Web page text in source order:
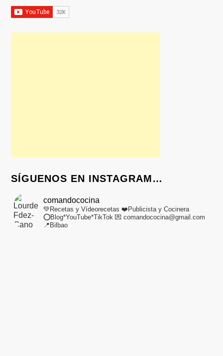
SÍGUENOS EN INSTAGRAM…
comandococina
💚Recetas y Vídeorecetas ❤️Publicista y Cocinera
⭕Blog*YouTube*TikTok 💌 comandococina@gmail.com
📍Bilbao